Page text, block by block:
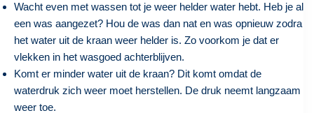
Wacht even met wassen tot je weer helder water hebt. Heb je al
een was aangezet? Hou de was dan nat en was opnieuw zodra
het water uit de kraan weer helder is. Zo voorkom je dat er
vlekken in het wasgoed achterblijven.
Komt er minder water uit de kraan? Dit komt omdat de
waterdruk zich weer moet herstellen. De druk neemt langzaam
weer toe.